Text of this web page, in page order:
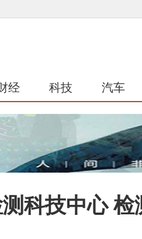
经 科技 汽车
科技中心 检